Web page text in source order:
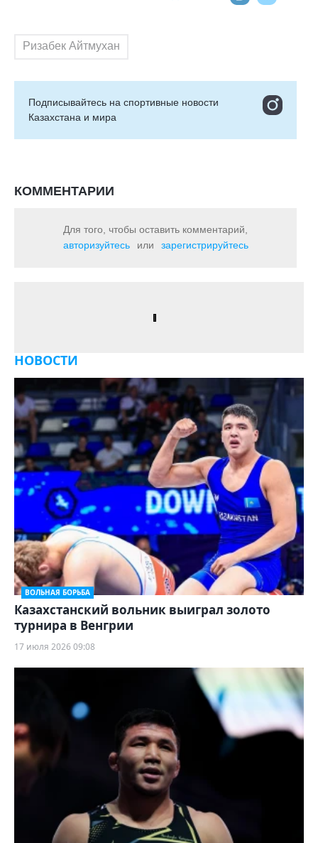
Ризабек Айтмухан
Подписывайтесь на cпортивные новости
Казахстана и мира
КОММЕНТАРИИ
Для того, чтобы оставить комментарий,
авторизуйтесь
или зарегистрируйтесь
НОВОСТИ
ВОЛЬНАЯ БОРЬБА
Казахстанский вольник выиграл золото
турнира в Венгрии
17 июля 2026 09:08